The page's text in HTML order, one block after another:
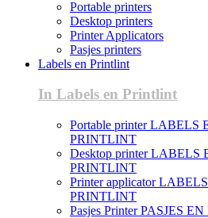
Portable printers
Desktop printers
Printer Applicators
Pasjes printers
Labels en Printlint
In Labels en Printlint
Portable printer LABELS
PRINTLINT
Desktop printer LABELS
PRINTLINT
Printer applicator
PRINTLINT
Pasjes Printer PASJES